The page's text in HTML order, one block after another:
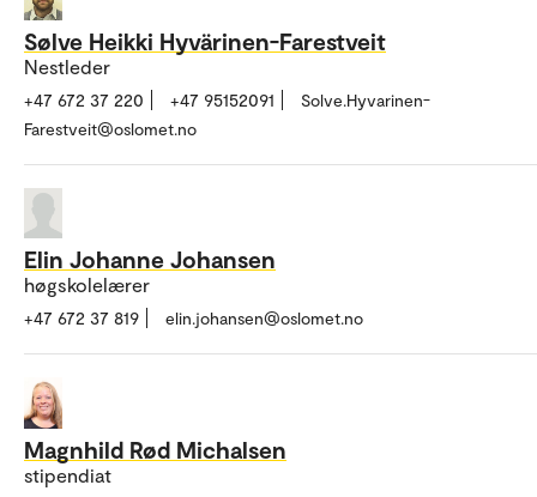
Sølve Heikki Hyvärinen-Farestveit
Nestleder
+47 672 37 220 +47 95152091
Solve.Hyvarinen-
Farestveit@oslomet.no
Elin Johanne Johansen
høgskolelærer
+47 672 37 819 elin.johansen@oslomet.no
Magnhild Rød Michalsen
stipendiat